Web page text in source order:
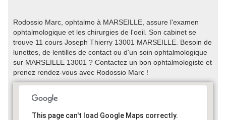
Rodossio Marc, ophtalmo à MARSEILLE, assure l'examen
ophtalmologique et les chirurgies de l'oeil. Son cabinet se
trouve 11 cours Joseph Thierry 13001 MARSEILLE. Besoin de
lunettes, de lentilles de contact ou d'un soin ophtalmologique
sur MARSEILLE 13001 ? Contactez un bon ophtalmologiste et
prenez rendez-vous avec Rodossio Marc !
This page can't load Google Maps correctly.